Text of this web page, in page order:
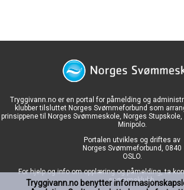
Tryggivann.no er en portal for påmelding og
klubber tilsluttet Norges Svømmeforbund som
prinsippene til Norges Svømmeskole, Norges
Minipolo.
Portalen utvikles og driftes av
Norges Svømmeforbund, 0840
OSLO.
For hjelp og info om opplæring og påmelding, ta
svømmeklubb.
Tryggivann.no benytter